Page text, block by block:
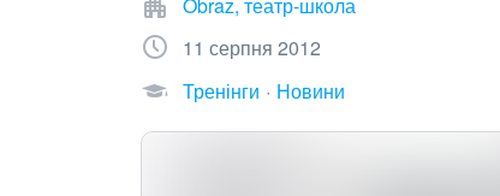
11 серпня 2012
Тренінги
Новини